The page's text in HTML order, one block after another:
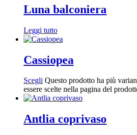
Luna balconiera
Leggi tutto
Cassiopea
Scegli Questo prodotto ha più
essere scelte nella pagina del
Antlia coprivaso